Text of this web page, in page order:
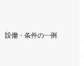
設備・条件の一例